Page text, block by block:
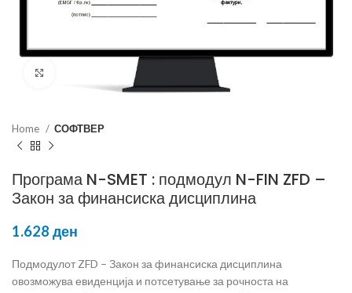
Home СОФТВЕР
Програма N-SMET : подмодул N-FIN ZFD –
Закон за финансиска дисциплина
1.628 ден
Подмодулот ZFD – Закон за финансиска дисциплина
овозможува евиденција и потсетување за рочноста на